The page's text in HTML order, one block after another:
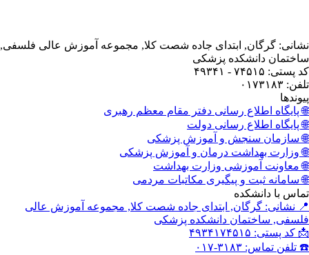
گرگان, ابتدای جاده شصت کلا, مجموعه آموزش عالی فلسفی,
دانشکده پزشکی
۷۴۵۱۵ - ۴۹۳۴۱
۰۱۷۳۱۸۳
پایگاه اطلاع رسانی دفتر مقام معظم رهبری
پایگاه اطلاع رسانی دولت
سازمان سنجش و آموزش پزشکی
وزارت بهداشت درمان و آموزش پزشکی
معاونت آموزشی وزارت بهداشت
سامانه ثبت و پیگیری مکاتبات مردمی
با دانشکده
نشانی: گرگان, ابتدای جاده شصت کلا, مجموعه آموزش عالی
ساختمان دانشکده پزشکی
پستی: ۴۹۳۴۱۷۴۵۱۵
تماس: ۳۱۸۳-۰۱۷